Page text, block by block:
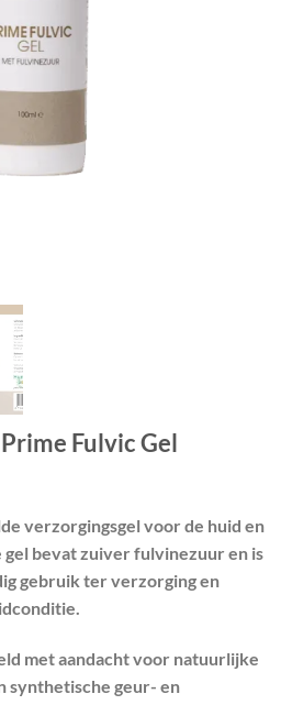
Fulvic Gel
verzorgingsgel voor de huid en
gel bevat zuiver fulvinezuur en is
gebruik ter verzorging en
met aandacht voor natuurlijke
synthetische geur- en